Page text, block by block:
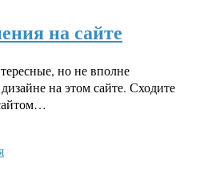
на сайте
но не вполне
на этом сайте. Сходите